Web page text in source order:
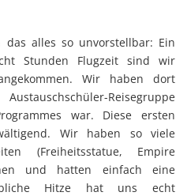
das alles so unvorstellbar: Ein
Stunden Flugzeit sind wir
Wir haben dort
Reisegruppe
war. Diese ersten
Wir haben so viele
(Freiheitsstatue, Empire
und hatten einfach eine
Hitze hat uns echt